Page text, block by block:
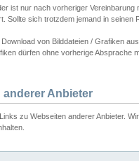
ist nur nach vorheriger
Sollte sich trotzdem jemand in
von Bilddateien / Grafiken
dürfen ohne vorherige Absprache
anderer Anbieter
zu Webseiten anderer Anbieter.